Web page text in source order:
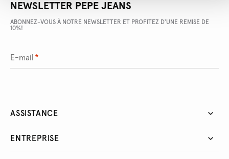
NEWSLETTER PEPE JEANS
ABONNEZ-VOUS À NOTRE NEWSLETTER ET PROFITEZ D'UNE REMISE DE
10%!
E-mail *
ASSISTANCE
ENTREPRISE